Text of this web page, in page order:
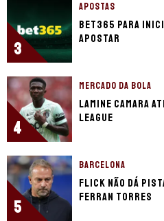
3
APOSTAS
bet365 para
apostar
4
MERCADO DA BOLA
Lamine Camara
League
5
BARCELONA
Flick não dá
Ferran Torres